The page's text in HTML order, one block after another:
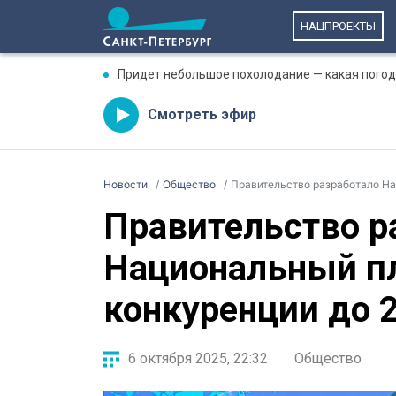
НАЦПРОЕКТЫ
Придет небольшое похолодание — какая
Смотреть эфир
Новости Общество Правительство разработало
Правительство
Национальный
конкуренции до
6 октября 2025, 22:32 Общество